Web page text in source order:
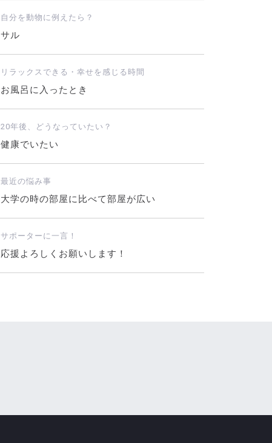
自分を動物に例えたら？
サル
リラックスできる・幸せを感じる時間
お風呂に入ったとき
20年後、どうなっていたい？
健康でいたい
最近の悩み事
大学の時の部屋に比べて部屋が広い
サポーターに一言！
応援よろしくお願いします！